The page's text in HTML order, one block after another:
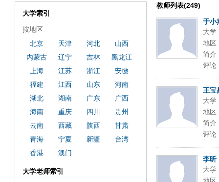
教师列表(249)
于小
大学
地区
简介
评论
王宝
大学
地区
简介
评论
李昕
大学
大学索引
按地区
北京
天津 河北
山西
内蒙古
辽宁 吉林
黑龙江
上海
江苏 浙江
安徽
福建
江西 山东
河南
湖北
湖南 广东
广西
海南
重庆 四川
贵州
云南
西藏 陕西
甘肃
青海
宁夏 新疆
台湾
香港
澳门
大学老师索引